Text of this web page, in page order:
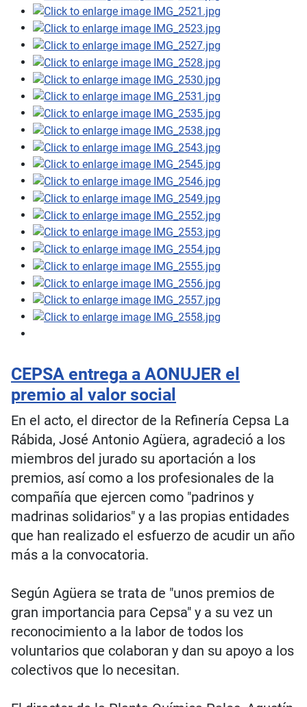
CEPSA entrega a AONUJER el
premio al valor social
En el acto, el director de la Refinería Cepsa La
Rábida, José Antonio Agüera, agradeció a los
miembros del jurado su aportación a los
premios, así como a los profesionales de la
compañía que ejercen como "padrinos y
madrinas solidarios" y a las propias entidades
que han realizado el esfuerzo de acudir un año
más a la convocatoria.
Según Agüera se trata de "unos premios de
gran importancia para Cepsa" y a su vez un
reconocimiento a la labor de todos los
voluntarios que colaboran y dan su apoyo a los
colectivos que lo necesitan.